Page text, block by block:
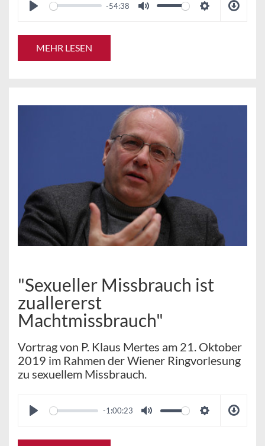
-54:38
MEHR LESEN
"Sexueller Missbrauch ist
zuallererst
Machtmissbrauch"
Vortrag von P. Klaus Mertes am 21. Oktober
2019 im Rahmen der Wiener Ringvorlesung
zu sexuellem Missbrauch.
-1:00:23